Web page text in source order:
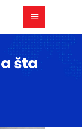
šta